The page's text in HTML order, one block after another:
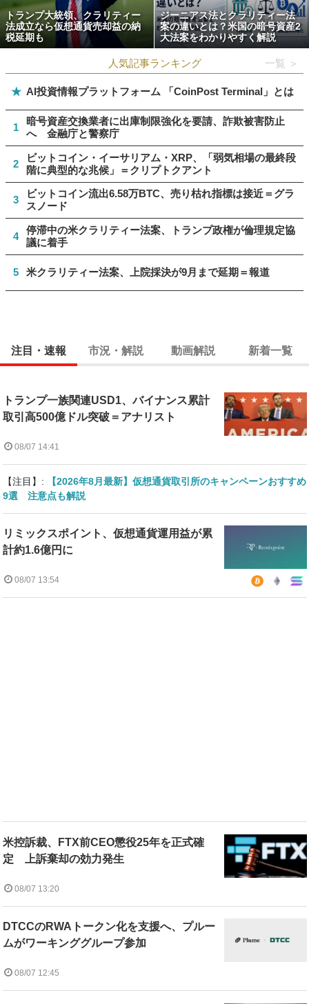
トランプ大統領、クラリティー
法成立なら仮想通貨売却益の納
税延期も
ジーニアス法とクラリティー法
案の違いとは？米国の暗号資産2
大法案をわかりやすく解説
人気記事ランキング 一覧 ＞
★ AI投資情報プラットフォーム 「CoinPost Terminal」とは
1
暗号資産交換業者に出庫制限強化を要請、詐欺被害防止
へ 金融庁と警察庁
2
ビットコイン・イーサリアム・XRP、「弱気相場の最終段
階に典型的な兆候」＝クリプトクアント
3
ビットコイン流出6.58万BTC、売り枯れ指標は接近＝グラ
スノード
4
停滞中の米クラリティー法案、トランプ政権が倫理規定協
議に着手
5 米クラリティー法案、上院採決が9月まで延期＝報道
注目・速報 市況・解説 動画解説 新着一覧
トランプ一族関連USD1、バイナンス累計
取引高500億ドル突破＝アナリスト
08/07 14:41
【注目】:
【2026年8月最新】仮想通貨取引所のキャンペーンおすすめ
9選 注意点も解説
リミックスポイント、仮想通貨運用益が累
計約1.6億円に
08/07 13:54
米控訴裁、FTX前CEO懲役25年を正式確
定 上訴棄却の効力発生
08/07 13:20
DTCCのRWAトークン化を支援へ、プルー
ムがワーキンググループ参加
08/07 12:45